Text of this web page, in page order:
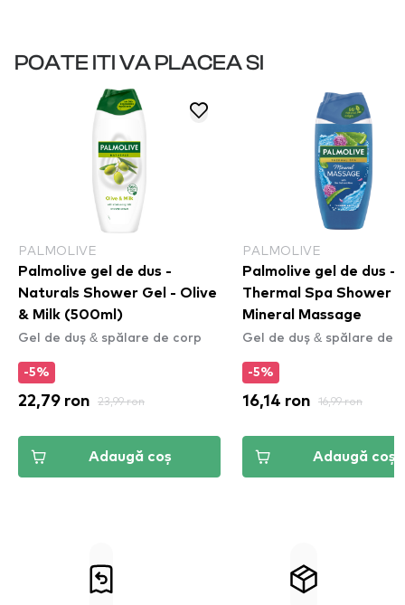
POATE ITI VA PLACEA SI
PALMOLIVE
Palmolive gel de dus -
Naturals Shower Gel - Olive
& Milk (500ml)
Gel de duș & spălare de corp
-5%
22,79 ron 23,99 ron
Adaugă coș
PALMOLIVE
Palmolive gel de dus -
Thermal Spa Shower
Mineral Massage
Gel de duș & spălare de
-5%
16,14 ron 16,99 ron
Adaugă coș